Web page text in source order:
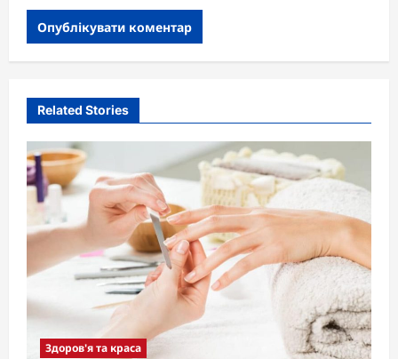
Related Stories
Здоров'я та краса